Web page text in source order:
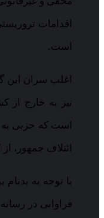
اقدامات
است.
اغلب سران این
نیز به خارج از
است که حزبی به
ائتلاف جمهور،
با توجه به
فراوانی در